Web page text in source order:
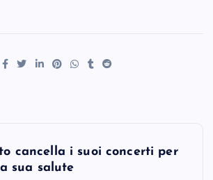
cancella i suoi concerti per
sua salute